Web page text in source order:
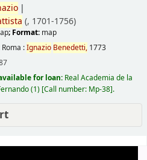
(, 1701-1756)
; Format: map
Roma :Ignazio Benedetti, 1773
for loan: Real Academia de la
(1) Call number: Mp-38 .